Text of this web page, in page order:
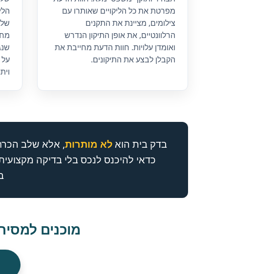
מפרטת את כל הליקויים שאותרו עם
צילומים, מציינת את התקנים
הרלוונטיים, את אופן התיקון הנדרש
ואומדן עלויות. חוות הדעת מחייבת את
הקבלן לבצע את התיקונים.
בדק בית הואלא מותרות, אלא שלב
כדאי להיכנס לנכס בלי בדיקה
מוכנים